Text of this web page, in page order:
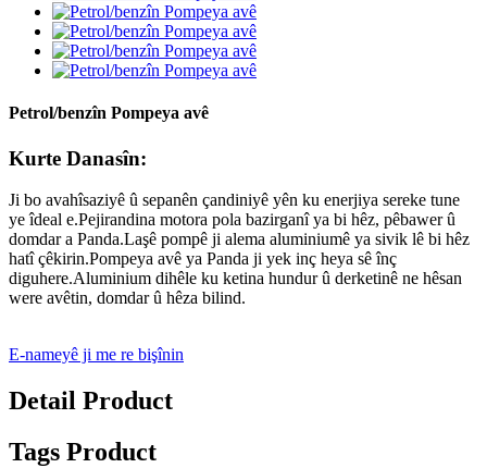
Petrol/benzîn Pompeya avê
Kurte Danasîn:
Ji bo avahîsaziyê û sepanên çandiniyê yên ku enerjiya sereke tune
ye îdeal e.Pejirandina motora pola bazirganî ya bi hêz, pêbawer û
domdar a Panda.Laşê pompê ji alema aluminiumê ya sivik lê bi hêz
hatî çêkirin.Pompeya avê ya Panda ji yek inç heya sê înç
diguhere.Aluminium dihêle ku ketina hundur û derketinê ne hêsan
were avêtin, domdar û hêza bilind.
E-nameyê ji me re bişînin
Detail Product
Tags Product